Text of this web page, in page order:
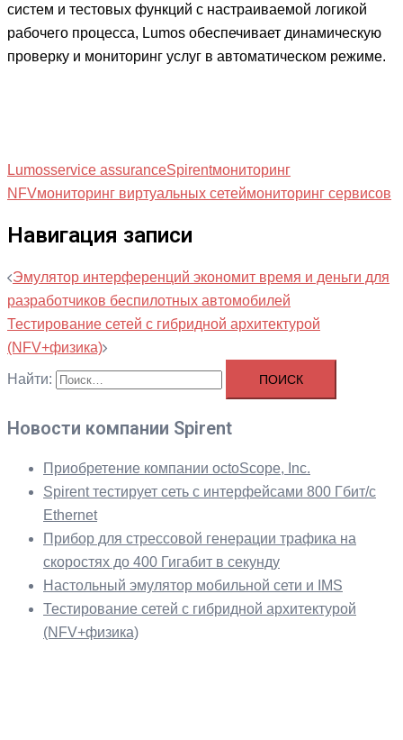
систем и тестовых функций с настраиваемой логикой
рабочего процесса, Lumos обеспечивает динамическую
проверку и мониторинг услуг в автоматическом режиме.
Lumosservice assuranceSpirentмониторинг
NFVмониторинг виртуальных сетеймониторинг сервисов
Навигация записи
Эмулятор интерференций экономит время и деньги для
разработчиков беспилотных автомобилей
Тестирование сетей с гибридной архитектурой
(NFV+физика)
Найти:
Новости компании Spirent
Приобретение компании octoScope, Inc.
Spirent тестирует сеть с интерфейсами 800 Гбит/с
Ethernet
Прибор для стрессовой генерации трафика на
скоростях до 400 Гигабит в секунду
Настольный эмулятор мобильной сети и IMS
Тестирование сетей с гибридной архитектурой
(NFV+физика)